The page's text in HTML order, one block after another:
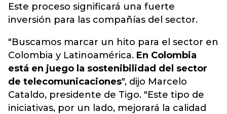
Este proceso significará una fuerte
inversión para las compañías del sector.
"Buscamos marcar un hito para el sector en
Colombia y Latinoamérica. En Colombia
está en juego la sostenibilidad del sector
de telecomunicaciones", dijo Marcelo
Cataldo, presidente de Tigo. "Este tipo de
iniciativas, por un lado, mejorará la calidad